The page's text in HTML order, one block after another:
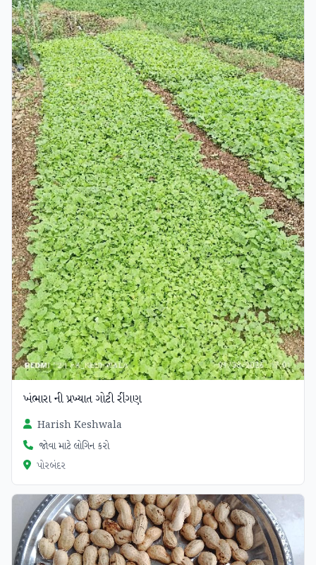
ખંભારા ની પ્રખ્યાત ગોટી રીંગણ
Harish Keshwala
જોવા માટે લોગિન કરો
પોરબંદર